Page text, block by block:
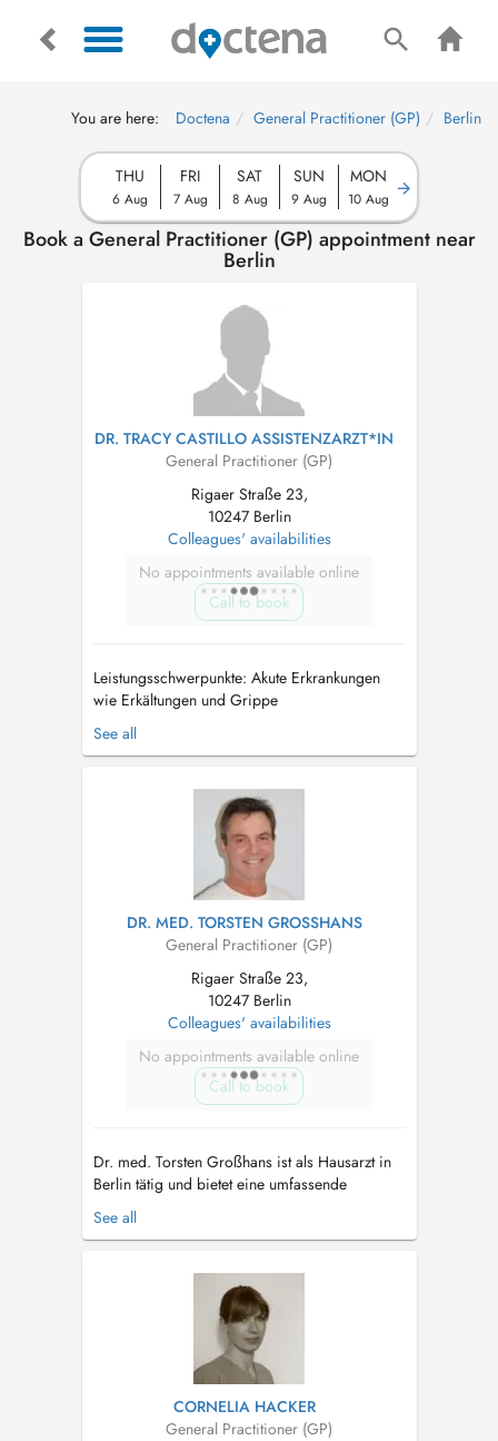
You are here: Doctena General Practitioner (GP) Berlin
THU
6 Aug
FRI
7 Aug
SAT
8 Aug
SUN
9 Aug
MON
10 Aug
Book a General Practitioner (GP) appointment near
Berlin
DR. TRACY CASTILLO ASSISTENZARZT*IN
General Practitioner (GP)
Rigaer Straße 23,
10247 Berlin
Colleagues' availabilities
No appointments available online
Call to book
Leistungsschwerpunkte: Akute Erkrankungen
wie Erkältungen und Grippe
Vorsorgeuntersuchungen und allgemeine
Gesundheitschecks Betreuung von chronischen
Impfungen und Gesundheitsberatung...
See all
DR. MED. TORSTEN GROSSHANS
General Practitioner (GP)
Rigaer Straße 23,
10247 Berlin
Colleagues' availabilities
No appointments available online
Call to book
Dr. med. Torsten Großhans ist als Hausarzt in
Berlin tätig und bietet eine umfassende
medizinische Betreuung für Patienten aller
Altersgruppen. Die Praxis im MVZ Dr.
Fachbereiche, einschließlich Chiropraktik und
Sportmedizin, um eine ganzheitliche
See all
CORNELIA HACKER
General Practitioner (GP)